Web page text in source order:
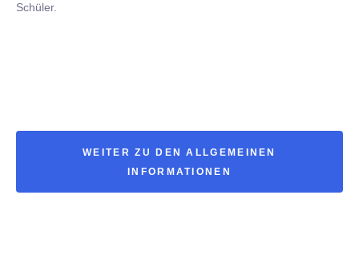
Schüler.
WEITER ZU DEN ALLGEMEINEN
INFORMATIONEN